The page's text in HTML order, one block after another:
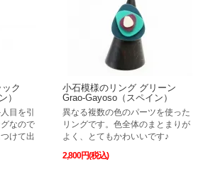
ク
）
目を引
なので
けて出
小石模様のリング グリーン
Grao-Gayoso（スペイン）
異なる複数の色のパーツを使った
リングです。色全体のまとまりが
よく、とてもかわいいです♪
2,800円(税込)